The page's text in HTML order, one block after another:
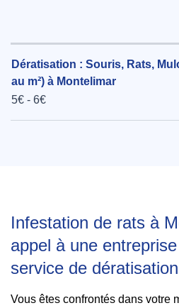
Dératisation : Souris, Rats,
au m²) à Montelimar
5€ - 6€
Infestation de rats à
appel à une
service de
Vous êtes confrontés dans votre